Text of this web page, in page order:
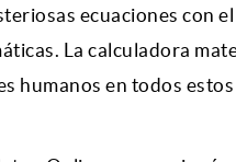
ecuaciones con
La calculadora
humanos en todos estos